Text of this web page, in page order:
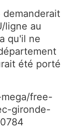
demanderait
ligne au
qu'il ne
été porté
free-
gironde-